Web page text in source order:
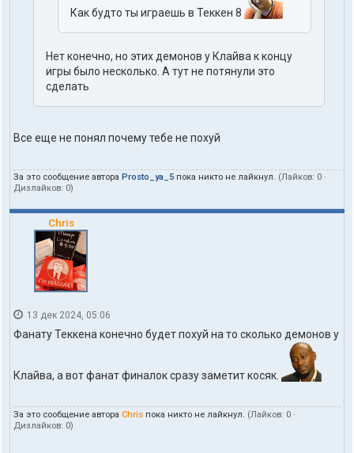
Как будто ты играешь в Теккен 8
Нет конечно, но этих демонов у Клайва к концу
игры было несколько. А тут не потянули это
сделать
Все еще не понял почему тебе не похуй
За это сообщение автора Prosto_ya_5 пока никто не лайкнул. (Лайков: 0 ·
Дизлайков: 0)
Chris
13 дек 2024, 05:06
Фанату Теккена конечно будет похуй на то сколько демонов у
Клайва, а вот фанат финалок сразу заметит косяк.
За это сообщение автора Chris пока никто не лайкнул. (Лайков: 0 ·
Дизлайков: 0)